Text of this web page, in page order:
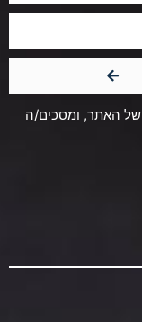
של האתר, ומסכים/ה